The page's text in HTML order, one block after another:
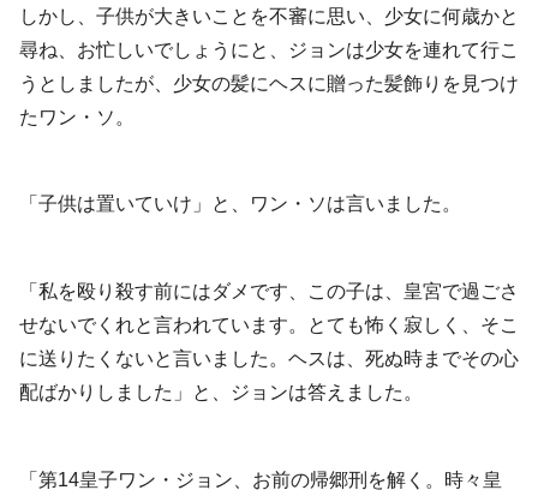
しかし、子供が大きいことを不審に思い、少女に何歳かと
尋ね、お忙しいでしょうにと、ジョンは少女を連れて行こ
うとしましたが、少女の髪にヘスに贈った髪飾りを見つけ
たワン・ソ。
「子供は置いていけ」と、ワン・ソは言いました。
「私を殴り殺す前にはダメです、この子は、皇宮で過ごさ
せないでくれと言われています。とても怖く寂しく、そこ
に送りたくないと言いました。ヘスは、死ぬ時までその心
配ばかりしました」と、ジョンは答えました。
「第14皇子ワン・ジョン、お前の帰郷刑を解く。時々皇